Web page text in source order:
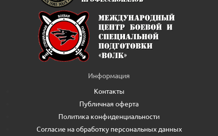
Информация
Контакты
Публичная оферта
Политика конфиденциальности
Согласие на обработку персональных данных